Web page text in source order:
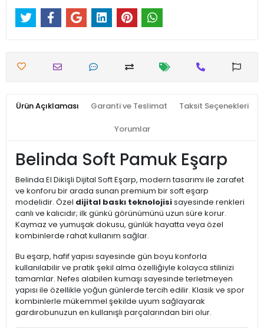
Ürün Açıklaması Garanti ve Teslimat Taksit Seçenekleri
Yorumlar
Belinda Soft Pamuk Eşarp
Belinda El Dikişli Dijital Soft Eşarp, modern tasarımı ile zarafet
ve konforu bir arada sunan premium bir soft eşarp
modelidir. Özel dijital baskı teknolojisisayesinde renkleri
canlı ve kalıcıdır; ilk günkü görünümünü uzun süre korur.
Kaymaz ve yumuşak dokusu, günlük hayatta veya özel
kombinlerde rahat kullanım sağlar.
Bu eşarp, hafif yapısı sayesinde gün boyu konforla
kullanılabilir ve pratik şekil alma özelliğiyle kolayca stilinizi
tamamlar. Nefes alabilen kumaşı sayesinde terletmeyen
yapısı ile özellikle yoğun günlerde tercih edilir. Klasik ve spor
kombinlerle mükemmel şekilde uyum sağlayarak
gardırobunuzun en kullanışlı parçalarından biri olur.